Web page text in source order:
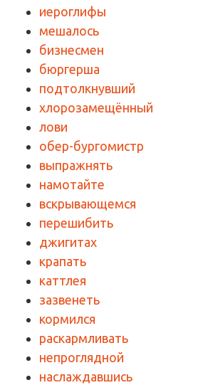
иероглифы
мешалось
бизнесмен
бюргерша
подтолкнувший
хлорозамещённый
лови
обер-бургомистр
выпражнять
намотайте
вскрывающемся
перешибить
джигитах
крапать
каттлея
зазвенеть
кормился
раскармливать
непроглядной
наслаждавшись